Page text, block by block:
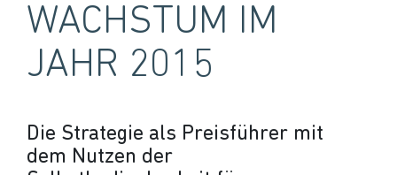
WACHSTUM IM
JAHR 2015
Die Strategie als Preisführer mit
dem Nutzen der